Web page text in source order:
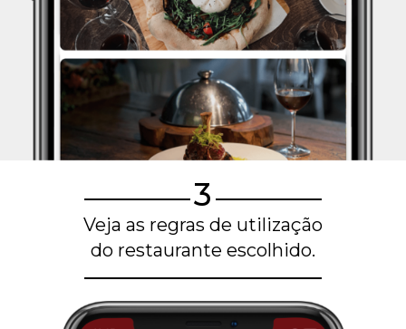
3
Veja as regras de utilização
do restaurante escolhido.